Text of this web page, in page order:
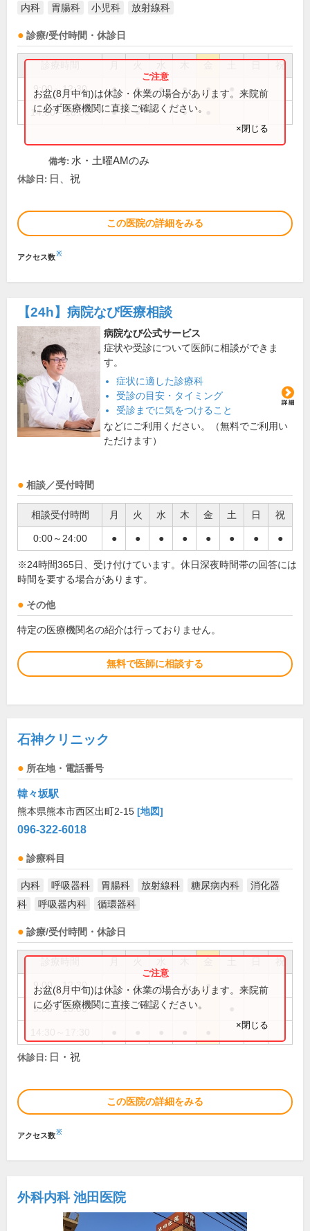
内科 胃腸科 小児科 放射線科
診療/受付時間・休診日
祝
9:00～12:30 ● ● ● ● ●
14:00～18:00 ● ● ●
お盆(8月中旬)は休診・休業の場合があります。来院前
に必ず医療機関に直接ご確認ください。
×閉じる
備考: 水・土曜AMのみ
休診日: 日、祝
この医院の詳細をみる
アクセス数※
【24h】 病院なび医療相談
病院なび公式サービス
症状や受診について医師に相談ができま
す。
症状に適した診療科
受診の目安・タイミング
受診までに気をつけること
などにご利用ください。（無料でご利用い
ただけます）
相談／受付時間
相談受付時間 月 火 水 木 金 土 日 祝
0:00～24:00 ● ● ● ● ● ● ● ●
※24時間365日、受け付けています。休日深夜時間帯の回答には
時間を要する場合があります。
その他
特定の医療機関名の紹介は行っておりません。
無料で医師に相談する
石神クリニック
所在地・電話番号
韓々坂駅
熊本県熊本市西区出町2-15 [地図]
096-322-6018
診療科目
内科 呼吸器科 胃腸科 放射線科 糖尿病内科
消化器
科
呼吸器内科 循環器科
診療/受付時間・休診日
祝
9:00～12:30 ● ● ● ● ●
9:00～13:00
お盆(8月中旬)は休診・休業の場合があります。来院前
に必ず医療機関に直接ご確認ください。
×閉じる
休診日: 日・祝
この医院の詳細をみる
アクセス数※
外科内科 池田医院